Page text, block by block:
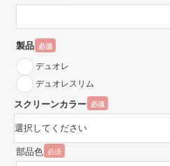
製品 必須
デュオレ
デュオレスリム
スクリーンカラー 必須
部品色 必須